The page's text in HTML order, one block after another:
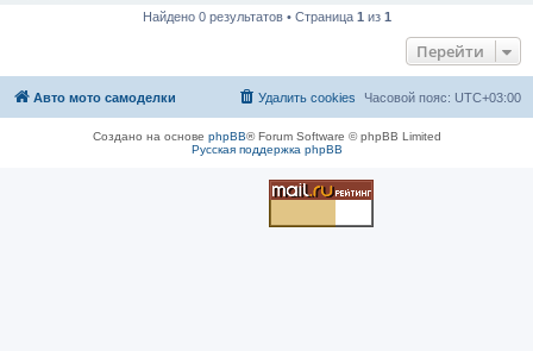
Найдено 0 результатов • Страница 1 из 1
Перейти
Авто мото самоделки Часовой пояс: UTC+03:00
Удалить cookies
Создано на основе phpBB® Forum Software © phpBB Limited
Русская поддержка phpBB